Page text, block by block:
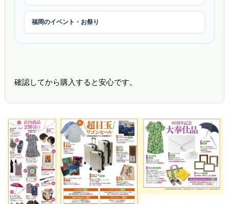
福岡のイベント・お祭り
確認してから購入すると安心です。